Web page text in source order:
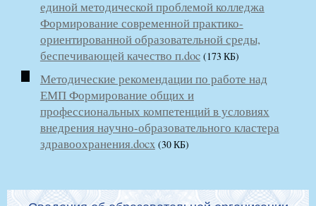
единой методической проблемой колледжа
Формирование современной практико-
ориентированной образовательной среды,
беспечивающей качество п.doc (173 КБ)
Методические рекомендации по работе над
ЕМП Формирование общих и
профессиональных компетенций в условиях
внедрения научно-образовательного кластера
здравоохранения.docx (30 КБ)